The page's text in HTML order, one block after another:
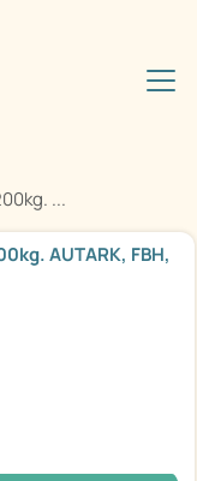
...
AUTARK, FBH,